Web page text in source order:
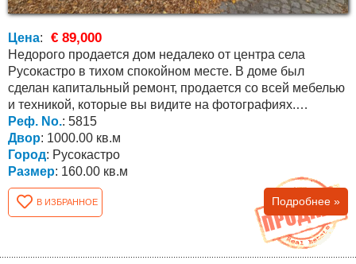
Цена: € 89,000
Недорого продается дом недалеко от центра села
Русокастро в тихом спокойном месте. В доме был
сделан капитальный ремонт, продается со всей мебелью
и техникой, которые вы видите на фотографиях.
Общая...
Реф. No.: 5815
Двор: 1000.00 кв.м
Город: Русокастро
Размер: 160.00 кв.м
В ИЗБРАННОЕ Подробнее »